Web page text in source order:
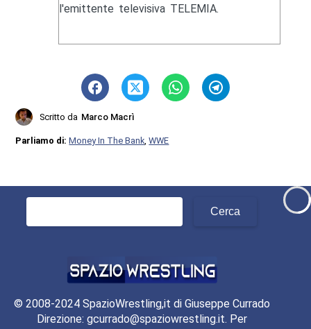
l'emittente televisiva TELEMIA.
Scritto da Marco Macrì
Parliamo di:Money In The Bank ,WWE
© 2008-2024 SpazioWrestling,it di Giuseppe Currado
Direzione: gcurrado@spaziowrestling.it. Per